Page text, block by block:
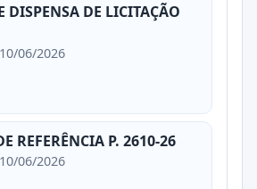
DISPENSA DE LICITAÇÃO
06/2026
REFERÊNCIA P. 2610-26
06/2026